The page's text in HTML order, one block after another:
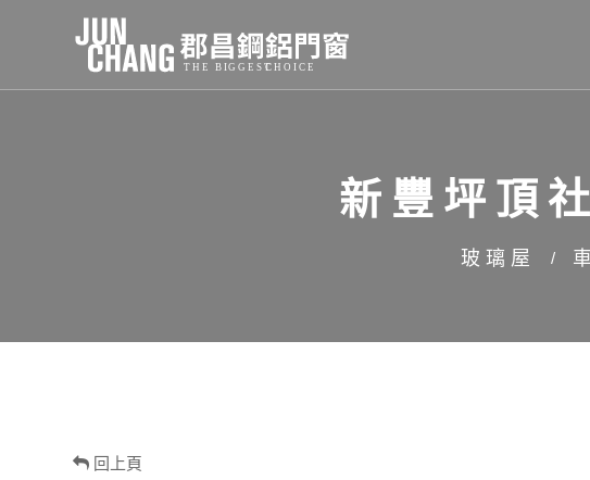
新豐坪頂
玻璃屋
回上頁